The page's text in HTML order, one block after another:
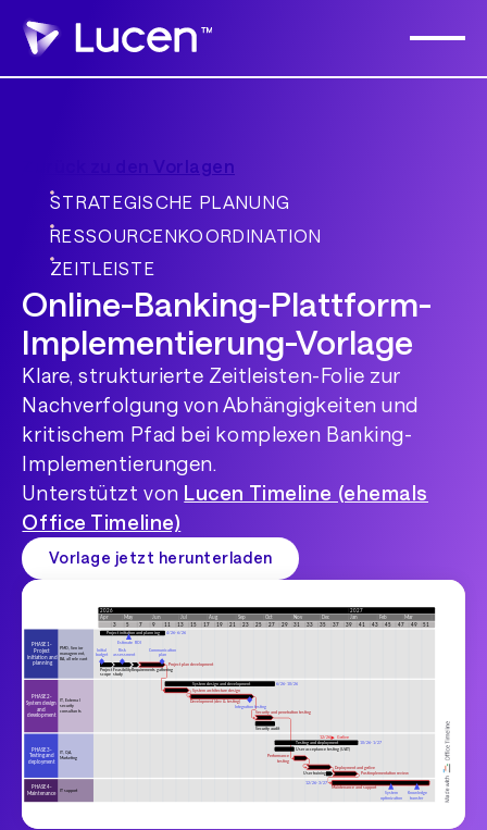
Zurück zu den Vorlagen
STRATEGISCHE PLANUNG
RESSOURCENKOORDINATION
ZEITLEISTE
Online-Banking-Plattform-
Implementierung-Vorlage
Klare, strukturierte Zeitleisten-Folie zur
Nachverfolgung von Abhängigkeiten und
kritischem Pfad bei komplexen Banking-
Implementierungen.
Unterstützt von Lucen Timeline (ehemals
Office Timeline)
Vorlage jetzt herunterladen